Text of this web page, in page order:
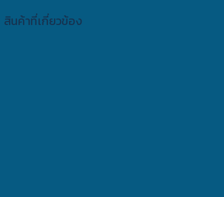
สินค้าที่เกี่ยวข้อง